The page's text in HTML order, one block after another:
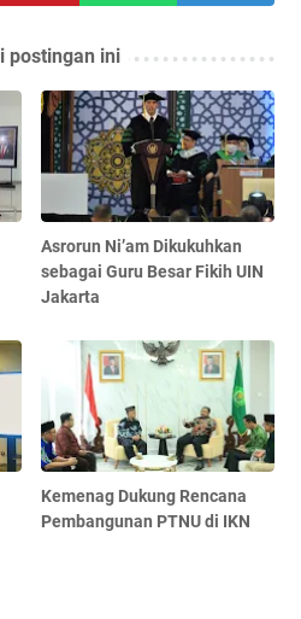
postingan ini
Asrorun Ni’am Dikukuhkan
sebagai Guru Besar Fikih UIN
Jakarta
Kemenag Dukung Rencana
Pembangunan PTNU di IKN